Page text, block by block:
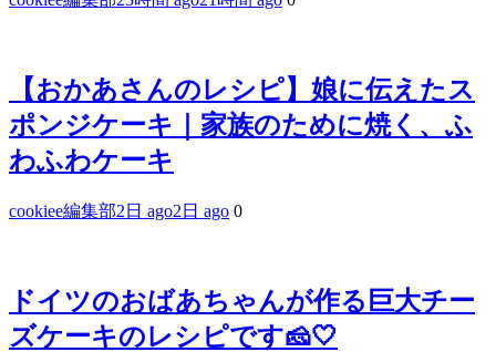
【おかあさんのレシピ】娘に伝えたス
ポンジケーキ｜家族のために焼く、ふ
わふわケーキ
cookiee編集部2日 ago2日 ago 0
ドイツのおばあちゃんが作る巨大チー
ズケーキのレシピです🧀🤍